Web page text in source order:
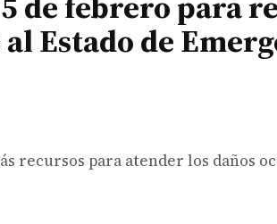
Estado de
recursos para atender los daños